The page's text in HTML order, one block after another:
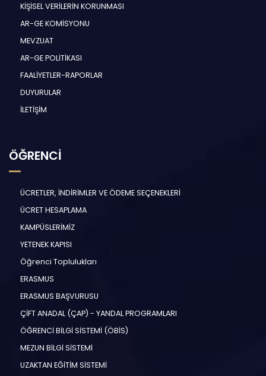
KİŞİSEL VERİLERİN KORUNMASI
AR-GE KOMİSYONU
MEVZUAT
AR-GE POLİTİKASI
FAALİYETLER-RAPORLAR
DUYURULAR
İLETİŞİM
ÖĞRENCİ
ÜCRETLER, İNDİRİMLER VE ÖDEME SEÇENEKLERİ
ÜCRET HESAPLAMA
KAMPÜSLERİMİZ
YETENEK KAPISI
Öğrenci Toplulukları
ERASMUS
ERASMUS BAŞVURUSU
ÇİFT ANADAL (ÇAP) - YANDAL PROGRAMLARI
ÖĞRENCİ BİLGİ SİSTEMİ (ÖBİS)
MEZUN BİLGİ SİSTEMİ
UZAKTAN EĞİTİM SİSTEMİ